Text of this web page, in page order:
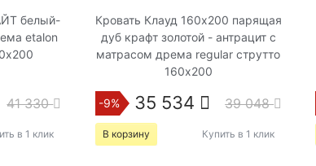
белый-
etalon
41 330
в 1 клик
Кровать Клауд 160х200 парящая
дуб крафт золотой - антрацит с
матрасом дрема regular струтто
160х200
-9% 35 534 39 048
В корзину Купить в 1 клик